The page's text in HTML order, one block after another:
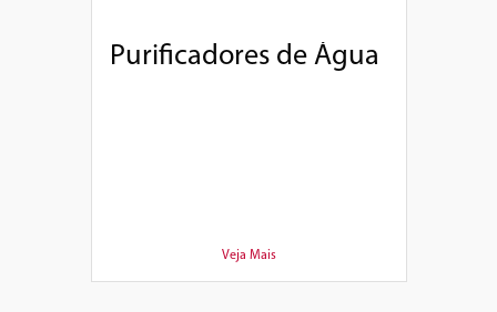
Purificadores de Água
Veja Mais